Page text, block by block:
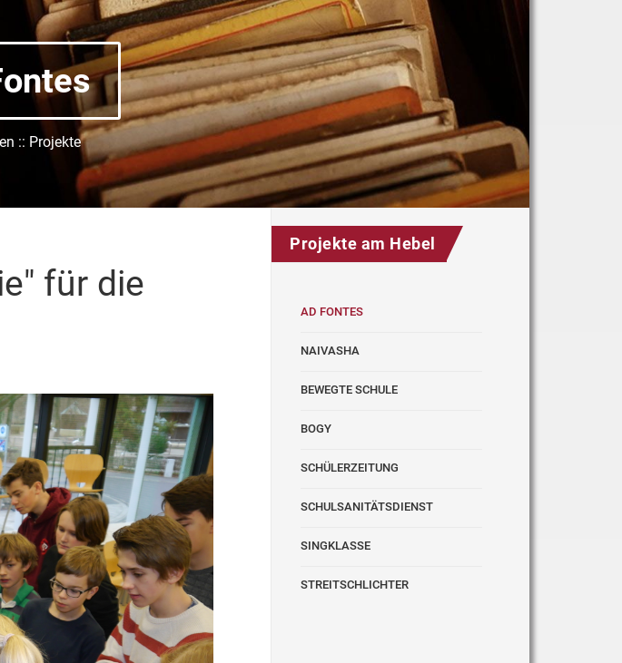
:: Projekte
für die
Projekte am Hebel
AD FONTES
NAIVASHA
BEWEGTE SCHULE
BOGY
SCHÜLERZEITUNG
SCHULSANITÄTSDIENST
SINGKLASSE
STREITSCHLICHTER